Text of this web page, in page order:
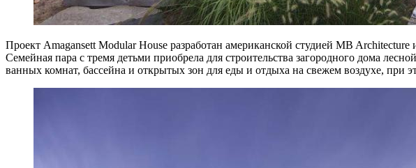
Проект Amagansett Modular House разработан американской студией MB
Семейная пара с тремя детьми приобрела для строительства загородного дома
ванных комнат, бассейна и открытых зон для еды и отдыха на свежем воздухе, при